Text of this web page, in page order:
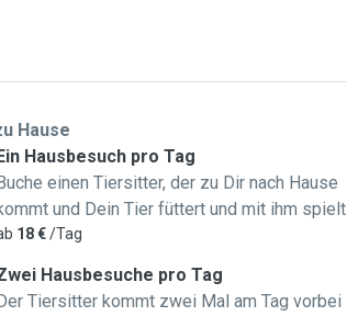
Hause
Hausbesuch pro Tag
einen Tiersitter, der zu Dir nach Hause
und Dein Tier füttert und mit ihm spielt
18 €/Tag
Hausbesuche pro Tag
Tiersitter kommt zwei Mal am Tag vorbei